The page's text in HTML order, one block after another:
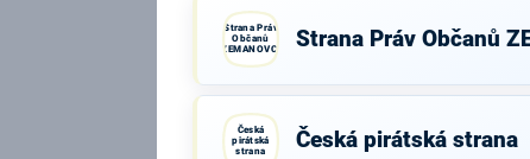
Strana Práv
Občanů
ZEMANOVCI
Strana Práv Občanů
Česká
pirátská
strana
Česká pirátská strana